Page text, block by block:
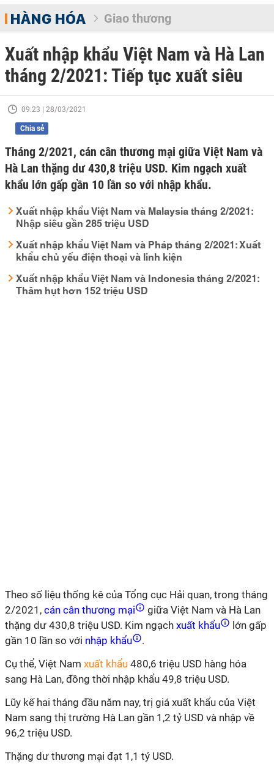
HÀNG HÓA Giao thương
Xuất nhập khẩu Việt Nam và Hà Lan
tháng 2/2021: Tiếp tục xuất siêu
09:23 | 28/03/2021
Chia sẻ
Tháng 2/2021, cán cân thương mại giữa Việt Nam và
Hà Lan thặng dư 430,8 triệu USD. Kim ngạch xuất
khẩu lớn gấp gần 10 lần so với nhập khẩu.
Xuất nhập khẩu Việt Nam và Malaysia tháng 2/2021:
Nhập siêu gần 285 triệu USD
Xuất nhập khẩu Việt Nam và Pháp tháng 2/2021: Xuất
khẩu chủ yếu điện thoại và linh kiện
Xuất nhập khẩu Việt Nam và Indonesia tháng 2/2021:
Thâm hụt hơn 152 triệu USD
Theo số liệu thống kê của Tổng cục Hải quan, trong tháng
2/2021, cán cân thương mại
giữa Việt Nam và Hà Lan
thặng dư 430,8 triệu USD. Kim ngạch xuất khẩu
lớn gấp
gần 10 lần so với nhập khẩu
.
Cụ thể, Việt Nam xuất khẩu 480,6 triệu USD hàng hóa
sang Hà Lan, đồng thời nhập khẩu 49,8 triệu USD.
Lũy kế hai tháng đầu năm nay, trị giá xuất khẩu của Việt
Nam sang thị trường Hà Lan gần 1,2 tỷ USD và nhập về
96,2 triệu USD.
Thặng dư thương mại đạt 1,1 tỷ USD.